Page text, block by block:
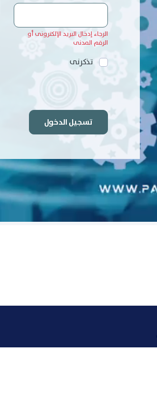
الرجاء إدخال البريد الإلكترونى أو
الرقم المدنى
تذكرنى